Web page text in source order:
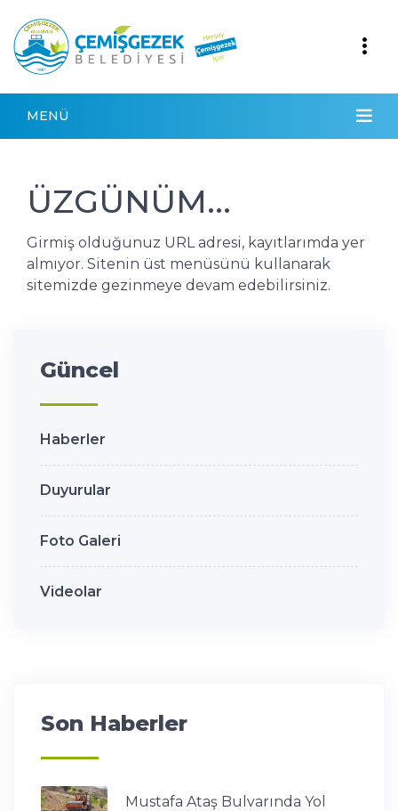
MENÜ
ÜZGÜNÜM...
Girmiş olduğunuz URL adresi, kayıtlarımda yer
almıyor. Sitenin üst menüsünü kullanarak
sitemizde gezinmeye devam edebilirsiniz.
Güncel
Haberler
Duyurular
Foto Galeri
Videolar
Son Haberler
Mustafa Ataş Bulvarında Yol